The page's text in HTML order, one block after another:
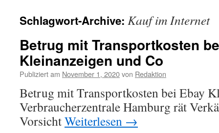
Schlagwort-Archive: Kauf im Internet
Betrug mit Transportkosten
Kleinanzeigen und Co
Publiziert am November 1, 2020von Redaktion
Betrug mit Transportkosten bei Ebay
Verbraucherzentrale Hamburg rät
VorsichtWeiterlesen →